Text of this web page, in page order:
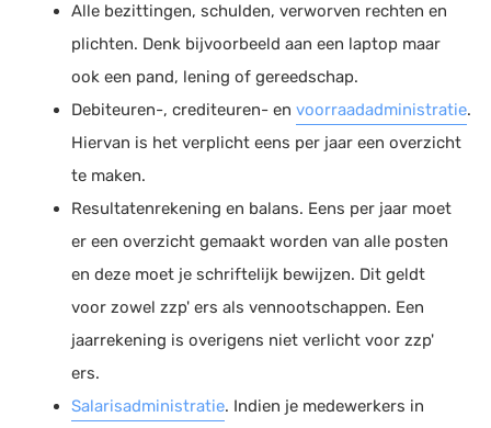
Alle bezittingen, schulden, verworven rechten en
plichten. Denk bijvoorbeeld aan een laptop maar
ook een pand, lening of gereedschap.
Debiteuren-, crediteuren- en voorraadadministratie.
Hiervan is het verplicht eens per jaar een overzicht
te maken.
Resultatenrekening en balans. Eens per jaar moet
er een overzicht gemaakt worden van alle posten
en deze moet je schriftelijk bewijzen. Dit geldt
voor zowel zzp' ers als vennootschappen. Een
jaarrekening is overigens niet verlicht voor zzp'
ers.
Salarisadministratie. Indien je medewerkers in